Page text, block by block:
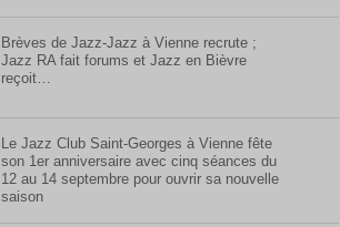
Brèves de Jazz-Jazz à Vienne recrute ;
Jazz RA fait forums et Jazz en Bièvre
reçoit…
Le Jazz Club Saint-Georges à Vienne fête
son 1er anniversaire avec cinq séances du
12 au 14 septembre pour ouvrir sa nouvelle
saison